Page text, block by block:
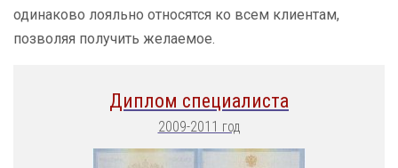
одинаково лояльно относятся ко всем клиентам,
позволяя получить желаемое.
Диплом специалиста
2009-2011 год